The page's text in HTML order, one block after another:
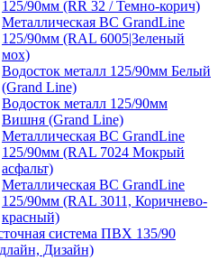
125/90мм (RR 32 / Темно-корич)
Металлическая ВС GrandLine
125/90мм (RAL 6005|Зеленый
мох)
Водосток металл 125/90мм Белый
(Grand Line)
Водосток металл 125/90мм
Вишня (Grand Line)
Металлическая ВС GrandLine
125/90мм (RAL 7024 Мокрый
асфальт)
Металлическая ВС GrandLine
125/90мм (RAL 3011, Коричнево-
красный)
система ПВХ 135/90
Дизайн)